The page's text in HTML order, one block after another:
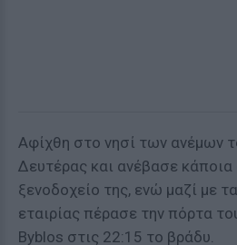
Αφίχθη στο νησί των ανέμων
Δευτέρας και ανέβασε
ξενοδοχείο της, ενώ μαζί με
εταιρίας πέρασε την πόρτα
Byblos στις 22:15 το βράδυ.